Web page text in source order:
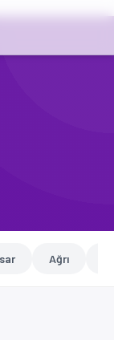
Ağrı